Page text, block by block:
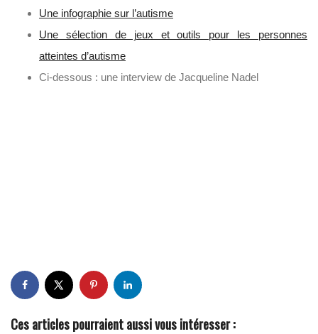
Une infographie sur l’autisme
Une sélection de jeux et outils pour les personnes
atteintes d’autisme
Ci-dessous : une interview de Jacqueline Nadel
Ces articles pourraient aussi vous intéresser :